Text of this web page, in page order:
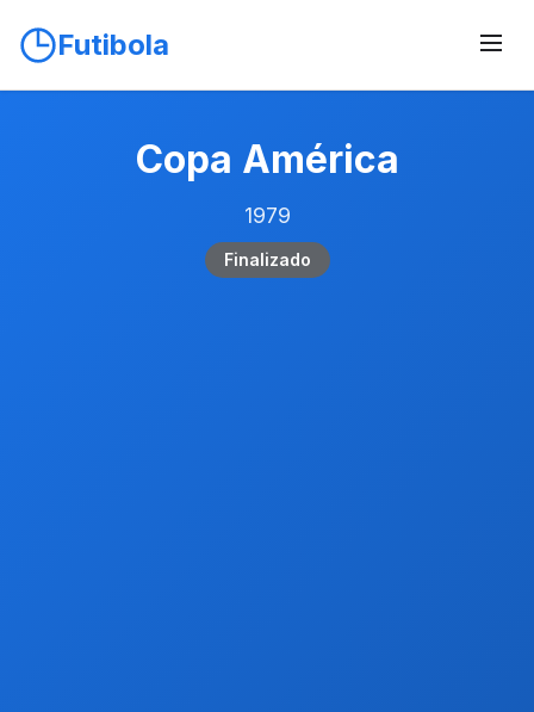
Futibola
Copa América
1979
Finalizado